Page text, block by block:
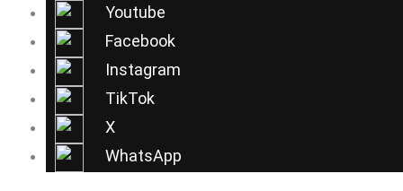
Youtube
Facebook
Instagram
TikTok
X
WhatsApp
contenido